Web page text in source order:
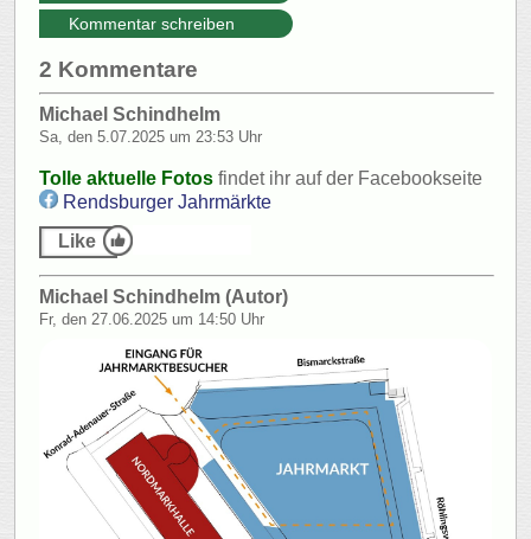
Kommentar schreiben
2 Kommentare
Michael Schindhelm
Sa, den 5.07.2025 um 23:53 Uhr
Tolle aktuelle Fotos findet ihr auf der Facebookseite
Rendsburger Jahrmärkte
Michael Schindhelm (Autor)
Fr, den 27.06.2025 um 14:50 Uhr